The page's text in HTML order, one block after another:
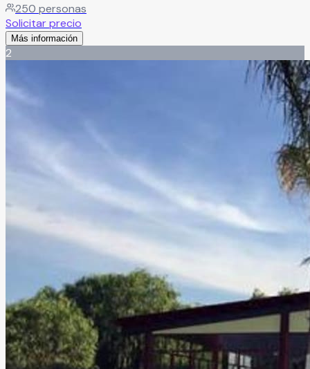
250 personas
Solicitar precio
Más información
2